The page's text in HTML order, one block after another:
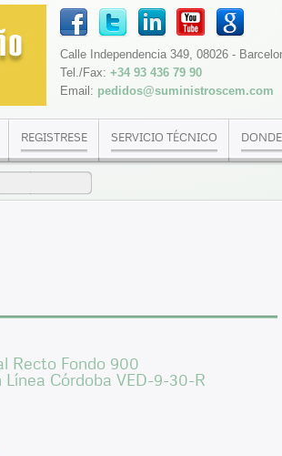
Calle Independencia 349, 08026 -
Tel./Fax: +34 93 436 79 90
Email: pedidos@suministroscem.com
REGISTRESE SERVICIO TÉCNICO
Recto Fondo 900
Línea Córdoba VED-9-30-R